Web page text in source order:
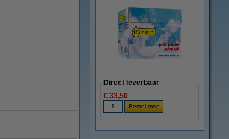
Direct leverbaar
€ 33,50